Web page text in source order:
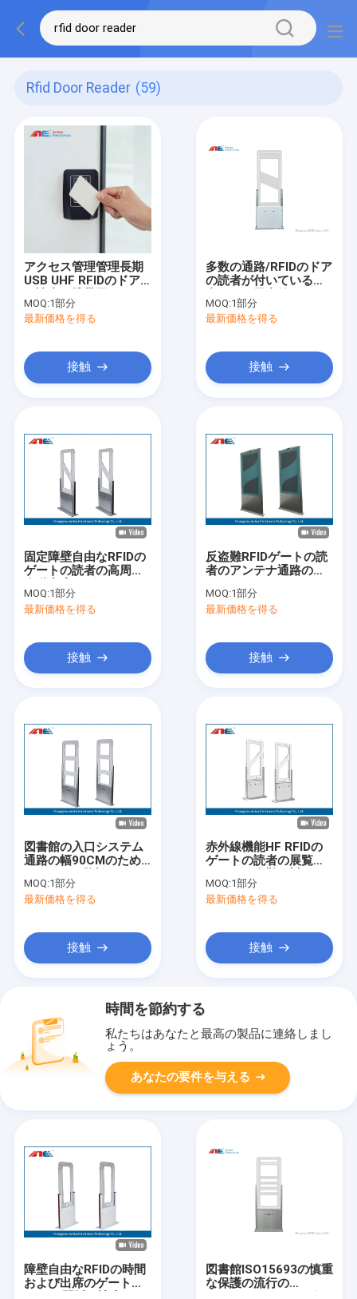
Rfid Door Reader (59)
アクセス管理管理長期
USB UHF RFIDのドア
読者の長期
MOQ:1部分
最新価格を得る
接触
多数の通路/RFIDのドア
の読者が付いている統
ゲート システム
13.56MHz
MOQ:1部分
最新価格を得る
接触
固定障壁自由なRFIDの
ゲートの読者の高周波
MOQ:1部分
最新価格を得る
接触
反盗難RFIDゲートの読
者のアンテナ通路の幅
議定書
MOQ:1部分
最新価格を得る
接触
図書館の入口システム
通路の幅90CMのため
ートの読者
MOQ:1部分
最新価格を得る
接触
赤外線機能HF RFIDの
ゲートの読者の展覧会
理性的な出席チャネル
の監視
MOQ:1部分
最新価格を得る
接触
時間を節約する
私たちはあなたと最高の製品に連絡しまし
ょう。
あなたの要件を与える
障壁自由なRFIDの時間
および出席のゲート、
図書館ISO15693の慎重
な保護の流行の